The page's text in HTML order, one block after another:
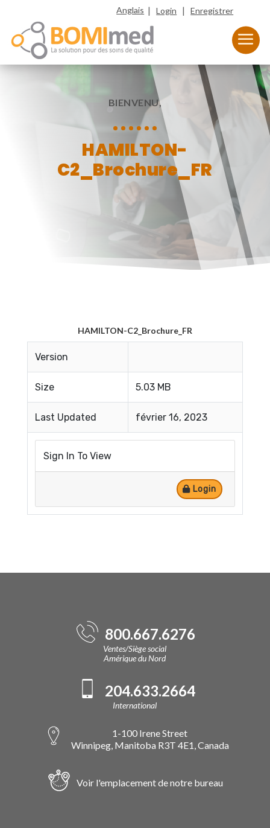
Anglais |Login |Enregistrer
BIENVENU,
HAMILTON-
C2_Brochure_FR
HAMILTON-C2_Brochure_FR
Version
Size 5.03 MB
Last Updated février 16, 2023
Sign In To View
Login
800.667.6276
Ventes/Siège social
Amérique du Nord
204.633.2664
International
1-100 Irene Street
Winnipeg, Manitoba R3T 4E1, Canada
Voir l'emplacement de notre bureau